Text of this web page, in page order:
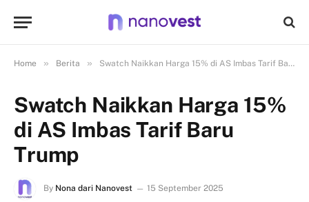
Home » Berita » Swatch Naikkan Harga 15% di AS Imbas Tarif Baru Trump
Swatch Naikkan Harga 15%
di AS Imbas Tarif Baru
Trump
By Nona dari Nanovest 15 September 2025